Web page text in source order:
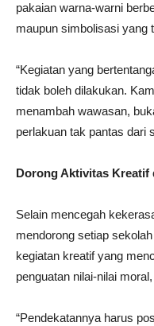
pakaian warna-warni
maupun simbolisasi yang
“Kegiatan yang
tidak boleh dilakukan.
menambah wawasan,
perlakuan tak pantas dari
Dorong Aktivitas Kreatif
Selain mencegah
mendorong setiap
kegiatan kreatif yang
penguatan nilai-nilai
“Pendekatannya harus